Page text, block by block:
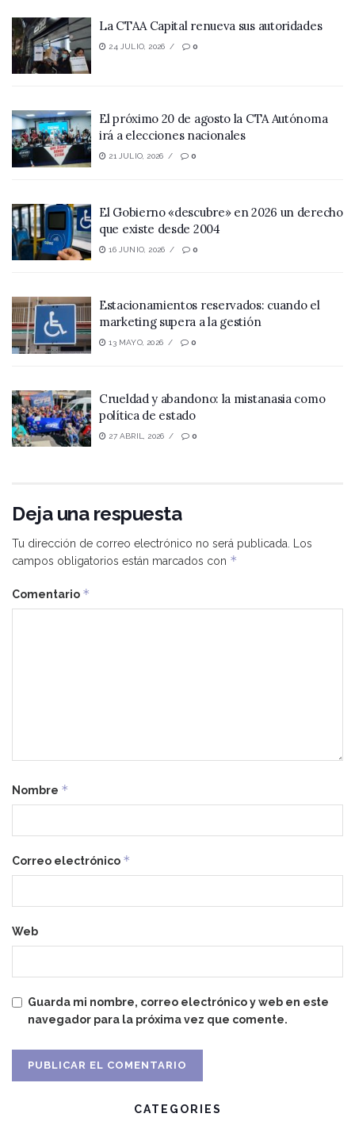
La CTAA Capital renueva sus autoridades
24 JULIO, 2026 0
El próximo 20 de agosto la CTA Autónoma
irá a elecciones nacionales
21 JULIO, 2026 0
El Gobierno «descubre» en 2026 un derecho
que existe desde 2004
16 JUNIO, 2026 0
Estacionamientos reservados: cuando el
marketing supera a la gestión
13 MAYO, 2026 0
Crueldad y abandono: la mistanasia como
política de estado
27 ABRIL, 2026 0
Deja una respuesta
Tu dirección de correo electrónico no será publicada.
Los
campos obligatorios están marcados con *
Comentario *
Nombre *
Correo electrónico *
Web
Guarda mi nombre, correo electrónico y web en este
navegador para la próxima vez que comente.
CATEGORIES